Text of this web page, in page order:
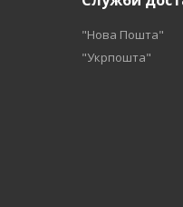
"Нова Пошта"
"Укрпошта"